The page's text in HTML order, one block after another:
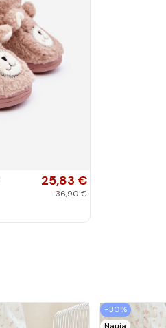
25,83 €
36,90 €
−30%